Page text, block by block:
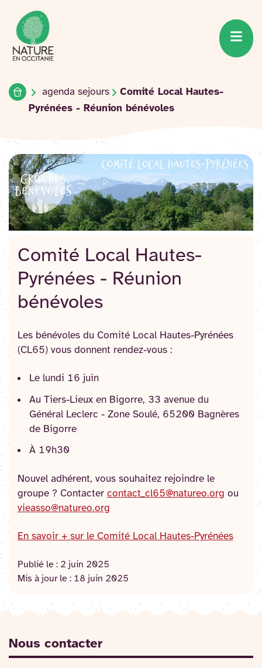
Accéder
au
contenu
Accueil du site
Accueilagenda sejours
Comité Local Hautes-
Pyrénées - Réunion bénévoles
Comité Local Hautes-
Pyrénées - Réunion
bénévoles
Les bénévoles du Comité Local Hautes-Pyrénées
(CL65) vous donnent rendez-vous :
Le lundi 16 juin
Au Tiers-Lieux en Bigorre, 33 avenue du
Général Leclerc - Zone Soulé, 65200 Bagnères
de Bigorre
À 19h30
Nouvel adhérent, vous souhaitez rejoindre le
groupe ? Contacter contact_cl65@natureo.org ou
vieasso@natureo.org
En savoir + sur le Comité Local Hautes-Pyrénées
Publié le : 2 juin 2025
Mis à jour le : 18 juin 2025
Nous contacter